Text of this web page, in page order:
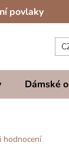
povlaky
Dámské
hodnocení